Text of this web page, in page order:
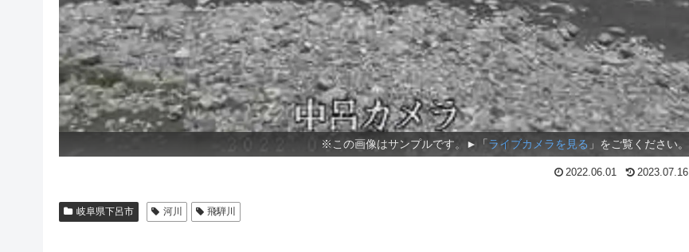
※この画像はサンプルです。►「 ライブカメラを見る 」をご覧ください。
2022.06.01 2023.07.16
岐阜県下呂市 河川 飛騨川